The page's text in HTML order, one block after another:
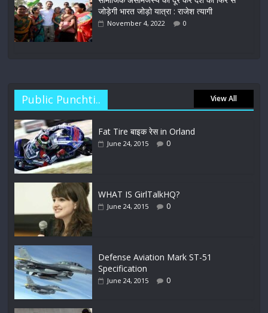
जोड़ेगी भारत जोड़ो यात्रा : राजेश त्यागी
November 4, 2022 0
Public Punchti.. View All
Fat Tire बाइक रेस in Orland
June 24, 2015 0
WHAT IS GirlTalkHQ?
June 24, 2015 0
Defense Aviation Mark ST-51
Specification
June 24, 2015 0